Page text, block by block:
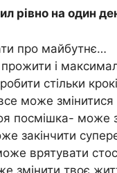
рівно на один
про майбутнє…
і
стільки
може
посмішка- може
закінчити
врятувати
змінити твоє